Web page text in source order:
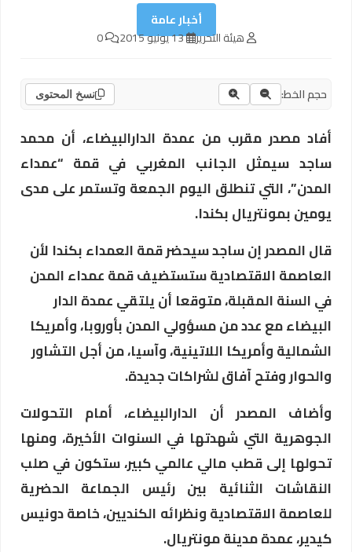
أخبار عامة
هيئة التحرير 13 يونيو 2015 0
حجم الخط: نسخ المحتوى
أفاد مصدر مقرب من عمدة الدارالبيضاء، أن محمد
ساجد سيمثل الجانب المغربي في قمة “عمداء
المدن”، التي تنطلق اليوم الجمعة وتستمر على مدى
يومين بمونتريال بكندا.
قال المصدر إن ساجد سيحضر قمة العمداء بكندا لأن
العاصمة الاقتصادية ستستضيف قمة عمداء المدن
في السنة المقبلة، متوقعا أن يلتقي عمدة الدار
البيضاء مع عدد من مسؤولي المدن بأوروبا، وأمريكا
الشمالية وأمريكا اللاتينية، وآسيا، من أجل التشاور
والحوار وفتح آفاق لشراكات جديدة.
وأضاف المصدر أن الدارالبيضاء، أمام التحولات
الجوهرية التي شهدتها في السنوات الأخيرة، ومنها
تحولها إلى قطب مالي عالمي كبير، ستكون في صلب
النقاشات الثنائية بين رئيس الجماعة الحضرية
للعاصمة الاقتصادية ونظرائه الكنديين، خاصة دونيس
كيدير، عمدة مدينة مونتريال.